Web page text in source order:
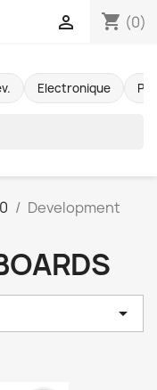
shopping_cart (0)

Electronique
Development
